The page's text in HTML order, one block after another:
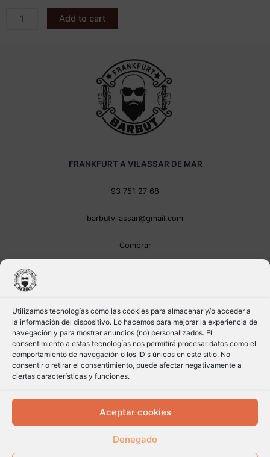
Utilizamos tecnologías como las cookies para almacenar y/o acceder a
la información del dispositivo. Lo hacemos para mejorar la experiencia de
navegación y para mostrar anuncios (no) personalizados. El
consentimiento a estas tecnologías nos permitirá procesar datos como el
comportamiento de navegación o los ID's únicos en este sitio. No
consentir o retirar el consentimiento, puede afectar negativamente a
ciertas características y funciones.
Aceptar cookies
Denegado
Add to cart
FRANKFURT A VILASSAR DE MAR
93 751 27 68
barbutvilassar@gmail.com
Comprar